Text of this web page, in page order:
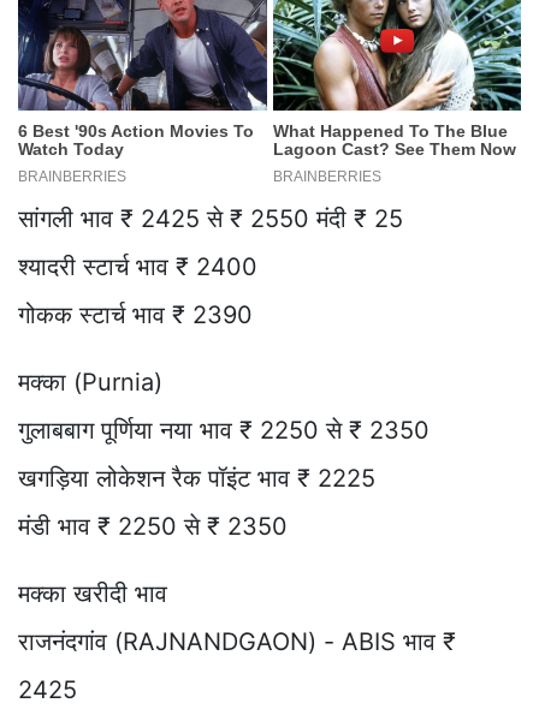
सांगली भाव ₹ 2425 से ₹ 2550 मंदी ₹ 25
श्यादरी स्टार्च भाव ₹ 2400
गोकक स्टार्च भाव ₹ 2390
मक्का (Purnia)
गुलाबबाग पूर्णिया नया भाव ₹ 2250 से ₹ 2350
खगड़िया लोकेशन रैक पॉइंट भाव ₹ 2225
मंडी भाव ₹ 2250 से ₹ 2350
मक्का खरीदी भाव
राजनंदगांव (RAJNANDGAON) - ABIS भाव ₹
2425